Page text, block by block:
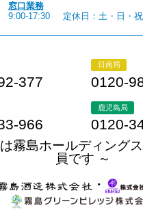
窓口業務
9:00-17:30
定休日：土・日・祝
377
日南局
0120-
966
鹿児島局
0120-
霧島ホールディング
員です ～
・